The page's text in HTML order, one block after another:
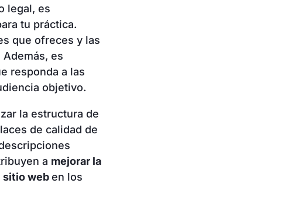
legal, es
tu práctica.
que ofreces y las
es
responda a las
objetivo.
la estructura de
de calidad de
a mejorar la
sitio weben los